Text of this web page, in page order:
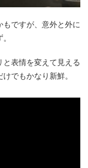
ですが、意外と外に
表情を変えて見える
でもかなり新鮮。